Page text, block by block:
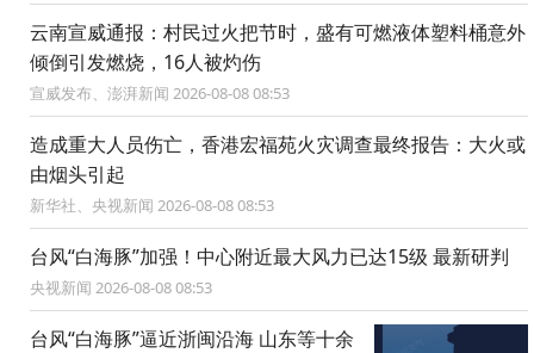
云南宣威通报：村民过火把节时，盛有可燃液体塑料桶意外
倾倒引发燃烧，16人被灼伤
宣威发布、澎湃新闻 2026-08-08 08:53
造成重大人员伤亡，香港宏福苑火灾调查最终报告：大火或
由烟头引起
新华社、央视新闻 2026-08-08 08:53
台风“白海豚”加强！中心附近最大风力已达15级 最新研判
央视新闻 2026-08-08 08:53
台风“白海豚”逼近浙闽沿海 山东等十余